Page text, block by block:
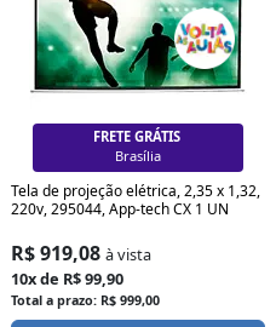
FRETE GRÁTIS
Curitiba
Tela de projeção elétrica, 2,35 x 1,32,
220v, 295044, App-tech CX 1 UN
R$ 919,08 à vista
10x de R$ 99,90
Total a prazo: R$ 999,00